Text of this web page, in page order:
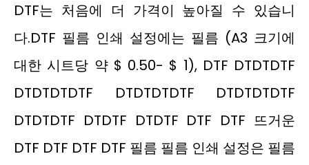
DTF는 처음에 더 가격이 높아질 수 있습니
다.DTF 필름 인쇄 설정에는 필름 (A3 크기에
대한 시트당 약 $ 0.50- $ 1), DTF DTDTDTF
DTDTDTDTF DTDTDTDTF DTDTDTDTF
DTDTDTF DTDTF DTDTF DTF DTF 뜨거운
DTF DTF DTF DTF 필름 필름 인쇄 설정은 필름